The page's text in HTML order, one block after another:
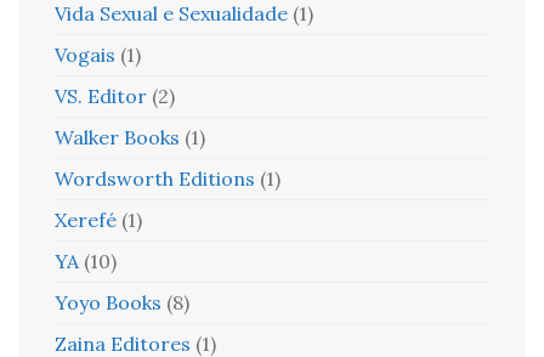
Vida Sexual e Sexualidade (1)
Vogais (1)
VS. Editor (2)
Walker Books (1)
Wordsworth Editions (1)
Xerefé (1)
YA (10)
Yoyo Books (8)
Zaina Editores (1)